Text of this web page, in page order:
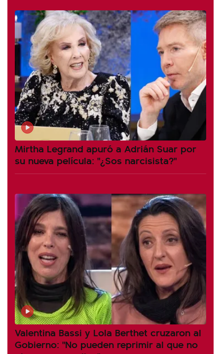
Mirtha Legrand apuró a Adrián Suar por
su nueva película: "¿Sos narcisista?"
Valentina Bassi y Lola Berthet cruzaron al
Gobierno: "No pueden reprimir al que no